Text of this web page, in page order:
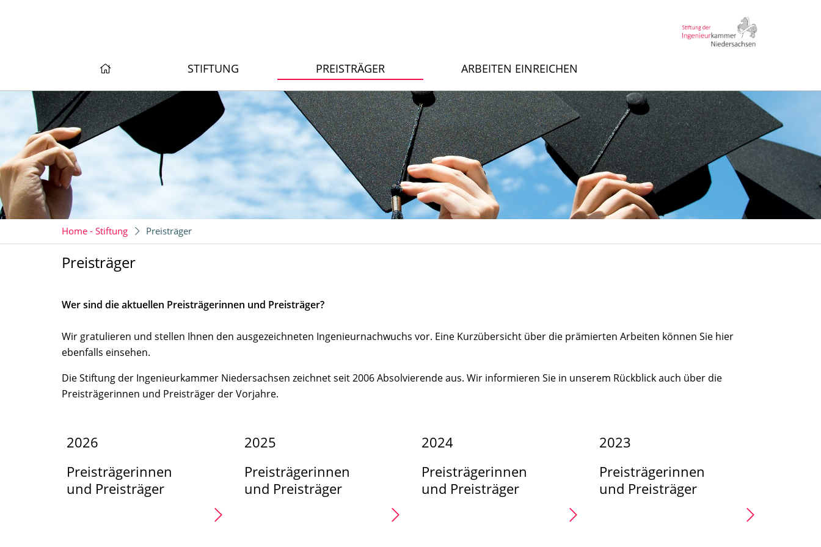
STIFTUNG PREISTRÄGER ARBEITEN EINREICHEN
Home - Stiftung Preisträger
Preisträger
Wer sind die aktuellen Preisträgerinnen und Preisträger?
Wir gratulieren und stellen Ihnen den ausgezeichneten Ingenieurnachwuchs vor. Eine Kurzübersicht über die prämierten Arbeiten können Sie hier
ebenfalls einsehen.
Die Stiftung der Ingenieurkammer Niedersachsen zeichnet seit 2006 Absolvierende aus. Wir informieren Sie in unserem Rückblick auch über die
Preisträgerinnen und Preisträger der Vorjahre.
2026
Preisträgerinnen
und Preisträger
2025
Preisträgerinnen
und Preisträger
2024
Preisträgerinnen
und Preisträger
2023
Preisträgerinnen
und Preisträger